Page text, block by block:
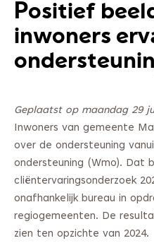
Positief
inwoners
Geplaatst op maandag 29
Inwoners van gemeente
over de ondersteuning
ondersteuning (Wmo). Dat
cliëntervaringsonderzoek
onafhankelijk bureau in
regiogemeenten. De
zien ten opzichte van 2024.